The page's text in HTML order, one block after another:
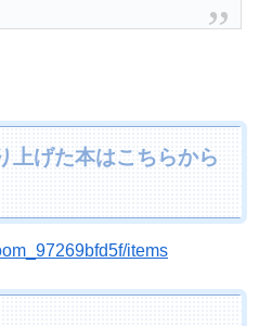
上げた本はこちらから
items